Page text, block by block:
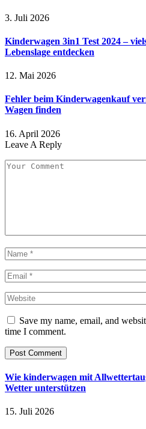
3. Juli 2026
Kinderwagen 3in1 Test 2024 –
Lebenslage entdecken
12. Mai 2026
Fehler beim Kinderwagenkauf
Wagen finden
16. April 2026
Leave A Reply
Save my name, email, and
time I comment.
Wie kinderwagen mit
Wetter unterstützen
15. Juli 2026